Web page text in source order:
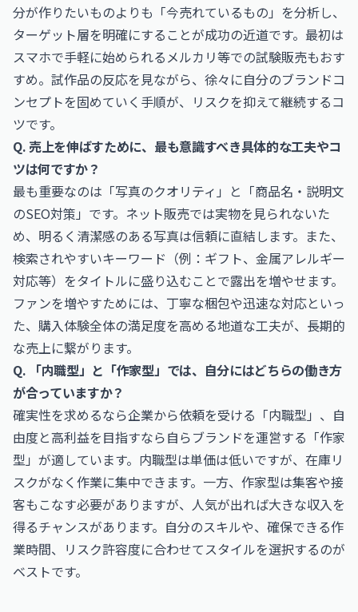
分が作りたいものよりも「今売れているもの」を分析し、
ターゲット層を明確にすることが成功の近道です。最初は
スマホで手軽に始められるメルカリ等での試験販売もおす
すめ。試作品の反応を見ながら、徐々に自分のブランドコ
ンセプトを固めていく手順が、リスクを抑えて継続するコ
ツです。
Q. 売上を伸ばすために、最も意識すべき具体的な工夫やコ
ツは何ですか？
最も重要なのは「写真のクオリティ」と「商品名・説明文
のSEO対策」です。ネット販売では実物を見られないた
め、明るく清潔感のある写真は信頼に直結します。また、
検索されやすいキーワード（例：ギフト、金属アレルギー
対応等）をタイトルに盛り込むことで露出を増やせます。
ファンを増やすためには、丁寧な梱包や迅速な対応といっ
た、購入体験全体の満足度を高める地道な工夫が、長期的
な売上に繋がります。
Q. 「内職型」と「作家型」では、自分にはどちらの働き方
が合っていますか？
確実性を求めるなら企業から依頼を受ける「内職型」、自
由度と高利益を目指すなら自らブランドを運営する「作家
型」が適しています。内職型は単価は低いですが、在庫リ
スクがなく作業に集中できます。一方、作家型は集客や接
客もこなす必要がありますが、人気が出れば大きな収入を
得るチャンスがあります。自分のスキルや、確保できる作
業時間、リスク許容度に合わせてスタイルを選択するのが
ベストです。